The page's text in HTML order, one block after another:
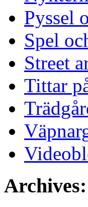
Pyssel
Spel
Street
Tittar
Archives: